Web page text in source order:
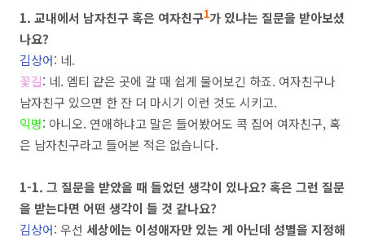
1. 교내에서 남자친구 혹은 여자친구1가 있냐는 질문을 받아보셨
나요?
김상어: 네.
꽃길: 네. 엠티 같은 곳에 갈 때 쉽게 물어보긴 하죠. 여자친구나
남자친구 있으면 한 잔 더 마시기 이런 것도 시키고.
익명: 아니오. 연애하냐고 말은 들어봤어도 콕 집어 여자친구, 혹
은 남자친구라고 들어본 적은 없습니다.
1-1. 그 질문을 받았을 때 들었던 생각이 있나요? 혹은 그런 질문
을 받는다면 어떤 생각이 들 것 같나요?
김상어: 우선 세상에는 이성애자만 있는 게 아닌데 성별을 지정해